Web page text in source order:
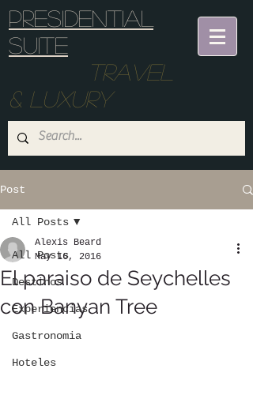
Presidential
suite
Travel
& Luxury
Post
All Posts
Destinos
Experiencias
Gastronomia
Hoteles
All Posts
El paraiso de Seychelles
con Banyan Tree
Alexis Beard
May 16, 2016